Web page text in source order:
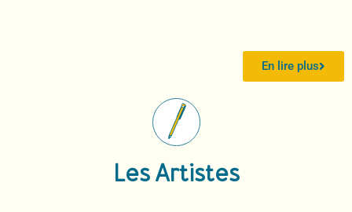
En lire plus
Les Artistes